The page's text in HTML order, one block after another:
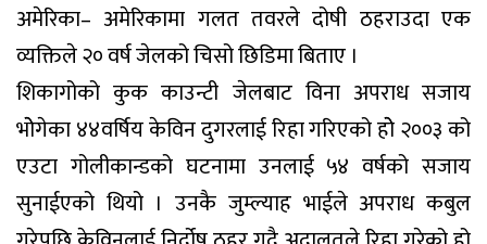
अमेरिका– अमेरिकामा गलत तवरले दोषी ठहराउदा एक
व्यक्तिले २० वर्ष जेलको चिसो छिडिमा बिताए ।
शिकागोको कुक काउन्टी जेलबाट विना अपराध सजाय
भोेगेका ४४वर्षिय केविन दुगरलाई रिहा गरिएको होे २००३ को
एउटा गोलीकान्डको घटनामा उनलाई ५४ वर्षको सजाय
सुनाईएको थियो । उनकै जुम्ल्याह भाईले अपराध कबुल